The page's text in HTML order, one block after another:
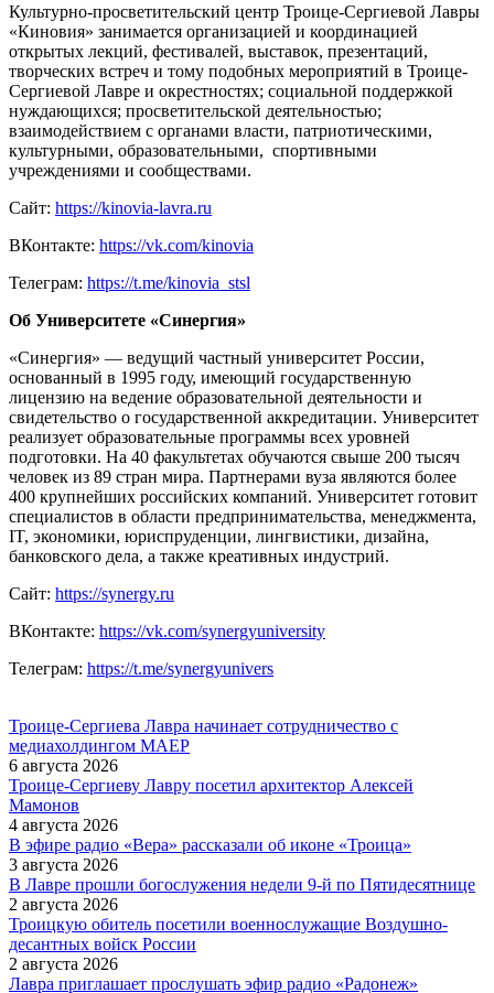
Культурно-просветительский центр Троице-Сергиевой Лавры
«Киновия» занимается организацией и координацией
открытых лекций, фестивалей, выставок, презентаций,
творческих встреч и тому подобных мероприятий в Троице-
Сергиевой Лавре и окрестностях; социальной поддержкой
нуждающихся; просветительской деятельностью;
взаимодействием с органами власти, патриотическими,
культурными, образовательными, спортивными
учреждениями и сообществами.
Сайт: https://kinovia-lavra.ru
ВКонтакте: https://vk.com/kinovia
Телеграм: https://t.me/kinovia_stsl
Об Университете «Синергия»
«Синергия» — ведущий частный университет России,
основанный в 1995 году, имеющий государственную
лицензию на ведение образовательной деятельности и
свидетельство о государственной аккредитации. Университет
реализует образовательные программы всех уровней
подготовки. На 40 факультетах обучаются свыше 200 тысяч
человек из 89 стран мира. Партнерами вуза являются более
400 крупнейших российских компаний. Университет готовит
специалистов в области предпринимательства, менеджмента,
IT, экономики, юриспруденции, лингвистики, дизайна,
банковского дела, а также креативных индустрий.
Сайт: https://synergy.ru
ВКонтакте: https://vk.com/synergyuniversity
Телеграм: https://t.me/synergyunivers
Троице-Сергиева Лавра начинает сотрудничество с
медиахолдингом МАЕР
6 августа 2026
Троице-Сергиеву Лавру посетил архитектор Алексей
Мамонов
4 августа 2026
В эфире радио «Вера» рассказали об иконе «Троица»
3 августа 2026
В Лавре прошли богослужения недели 9-й по Пятидесятнице
2 августа 2026
Троицкую обитель посетили военнослужащие Воздушно-
десантных войск России
2 августа 2026
Лавра приглашает прослушать эфир радио «Радонеж»